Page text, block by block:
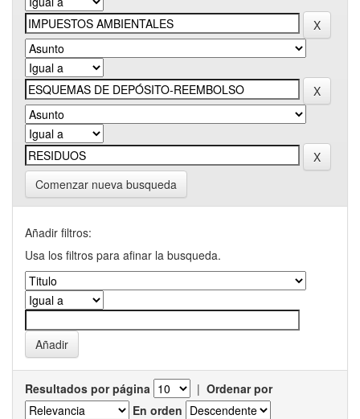
Comenzar nueva busqueda
Añadir filtros:
Usa los filtros para afinar la busqueda.
Resultados por página | Ordenar por
En orden